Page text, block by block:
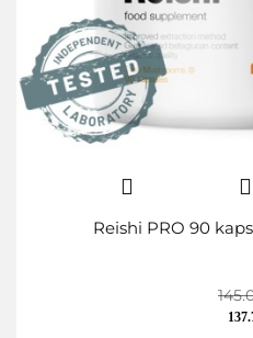
Reishi PRO 90